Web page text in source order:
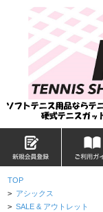
TOP
> アシックス
> SALE & アウトレット